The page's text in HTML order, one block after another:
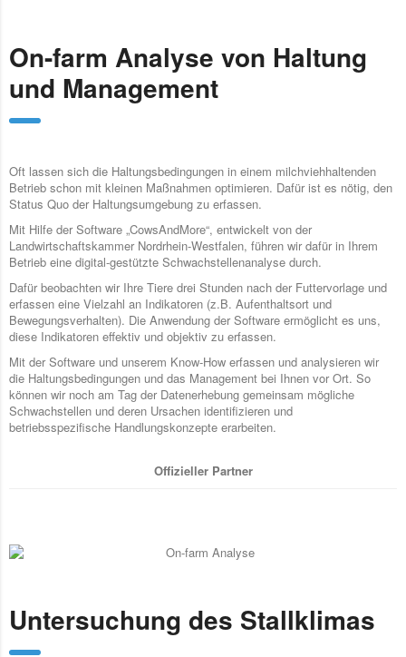
On-farm Analyse von Haltung
und Management
Oft lassen sich die Haltungsbedingungen in einem milchviehhaltenden
Betrieb schon mit kleinen Maßnahmen optimieren. Dafür ist es nötig, den
Status Quo der Haltungsumgebung zu erfassen.
Mit Hilfe der Software „CowsAndMore“, entwickelt von der
Landwirtschaftskammer Nordrhein-Westfalen, führen wir dafür in Ihrem
Betrieb eine digital-gestützte Schwachstellenanalyse durch.
Dafür beobachten wir Ihre Tiere drei Stunden nach der Futtervorlage und
erfassen eine Vielzahl an Indikatoren (z.B. Aufenthaltsort und
Bewegungsverhalten). Die Anwendung der Software ermöglicht es uns,
diese Indikatoren effektiv und objektiv zu erfassen.
Mit der Software und unserem Know-How erfassen und analysieren wir
die Haltungsbedingungen und das Management bei Ihnen vor Ort. So
können wir noch am Tag der Datenerhebung gemeinsam mögliche
Schwachstellen und deren Ursachen identifizieren und
betriebsspezifische Handlungskonzepte erarbeiten.
Offizieller Partner
Untersuchung des Stallklimas